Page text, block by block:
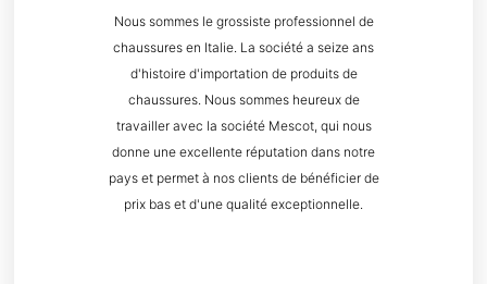
Nous sommes le grossiste professionnel de
chaussures en Italie. La société a seize ans
d'histoire d'importation de produits de
chaussures. Nous sommes heureux de
travailler avec la société Mescot, qui nous
donne une excellente réputation dans notre
pays et permet à nos clients de bénéficier de
prix bas et d'une qualité exceptionnelle.